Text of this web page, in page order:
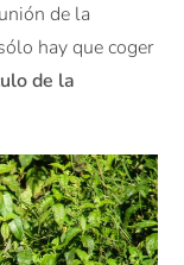
de la
hay que coger
de la